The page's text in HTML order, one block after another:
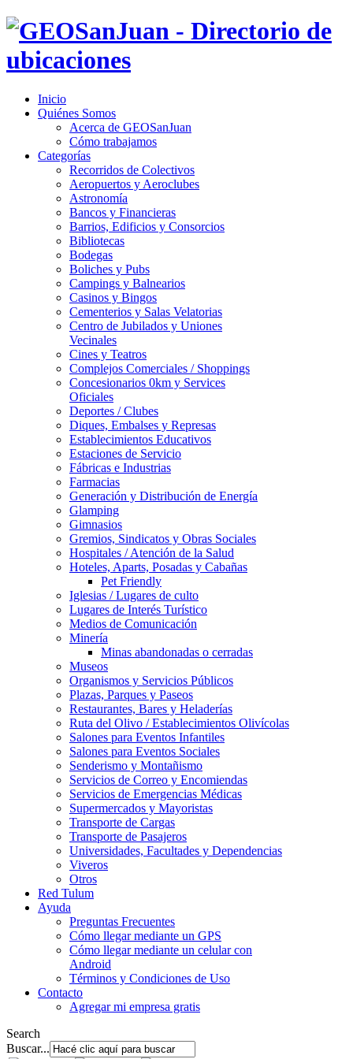
Inicio
Quiénes Somos
Acerca de GEOSanJuan
Cómo trabajamos
Categorías
Recorridos de Colectivos
Aeropuertos y Aeroclubes
Astronomía
Bancos y Financieras
Barrios, Edificios y Consorcios
Bibliotecas
Bodegas
Boliches y Pubs
Campings y Balnearios
Casinos y Bingos
Cementerios y Salas Velatorias
Centro de Jubilados y Uniones
Vecinales
Cines y Teatros
Complejos Comerciales / Shoppings
Concesionarios 0km y Services
Oficiales
Deportes / Clubes
Diques, Embalses y Represas
Establecimientos Educativos
Estaciones de Servicio
Fábricas e Industrias
Farmacias
Generación y Distribución de Energía
Glamping
Gimnasios
Gremios, Sindicatos y Obras Sociales
Hospitales / Atención de la Salud
Hoteles, Aparts, Posadas y Cabañas
Pet Friendly
Iglesias / Lugares de culto
Lugares de Interés Turístico
Medios de Comunicación
Minería
Minas abandonadas o cerradas
Museos
Organismos y Servicios Públicos
Plazas, Parques y Paseos
Restaurantes, Bares y Heladerías
Ruta del Olivo / Establecimientos Olivícolas
Salones para Eventos Infantiles
Salones para Eventos Sociales
Senderismo y Montañismo
Servicios de Correo y Encomiendas
Servicios de Emergencias Médicas
Supermercados y Mayoristas
Transporte de Cargas
Transporte de Pasajeros
Universidades, Facultades y Dependencias
Viveros
Otros
Red Tulum
Ayuda
Preguntas Frecuentes
Cómo llegar mediante un GPS
Cómo llegar mediante un celular con
Android
Términos y Condiciones de Uso
Contacto
Agregar mi empresa gratis
Search
Buscar...